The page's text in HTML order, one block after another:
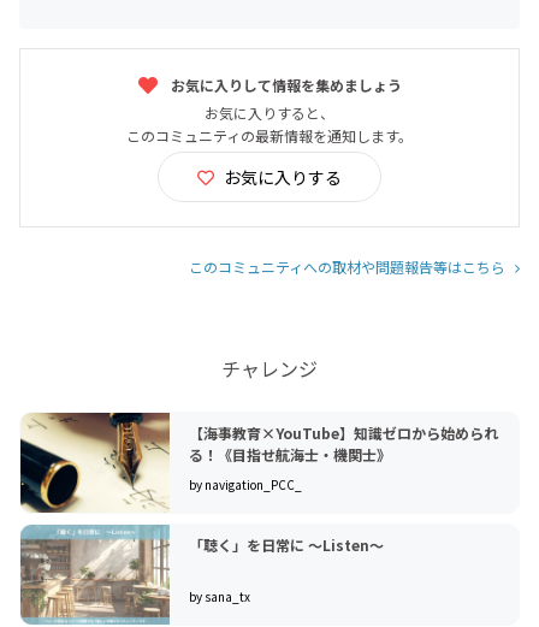
お気に入りして情報を集めましょう
お気に入りすると、
このコミュニティの最新情報を通知します。
お気に入りする
このコミュニティへの取材や問題報告等はこちら
チャレンジ
【海事教育×YouTube】知識ゼロから始められ
る！《目指せ航海士・機関士》
by navigation_PCC_
「聴く」を日常に ～Listen～
by sana_tx